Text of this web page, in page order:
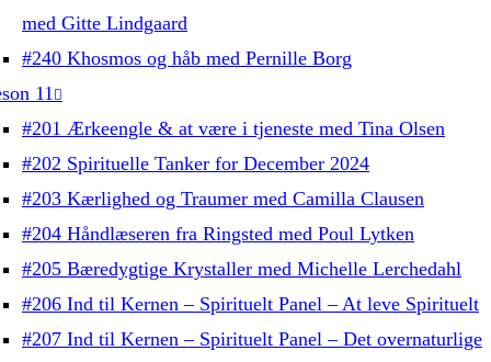
med Gitte Lindgaard
#240 Khosmos og håb med Pernille Borg
11
#201 Ærkeengle & at være i tjeneste med Tina Olsen
#202 Spirituelle Tanker for December 2024
#203 Kærlighed og Traumer med Camilla Clausen
#204 Håndlæseren fra Ringsted med Poul Lytken
#205 Bæredygtige Krystaller med Michelle Lerchedahl
#206 Ind til Kernen – Spirituelt Panel – At leve Spirituelt
#207 Ind til Kernen – Spirituelt Panel – Det overnaturlige